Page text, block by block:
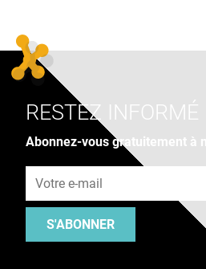
RESTEZ INFORMÉ
Abonnez-vous gratuitement à
S'ABONNER